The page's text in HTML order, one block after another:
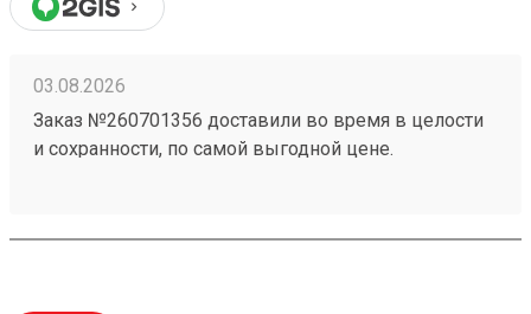
03.08.2026
Заказ №260701356 доставили во время в целости
и сохранности, по самой выгодной цене.